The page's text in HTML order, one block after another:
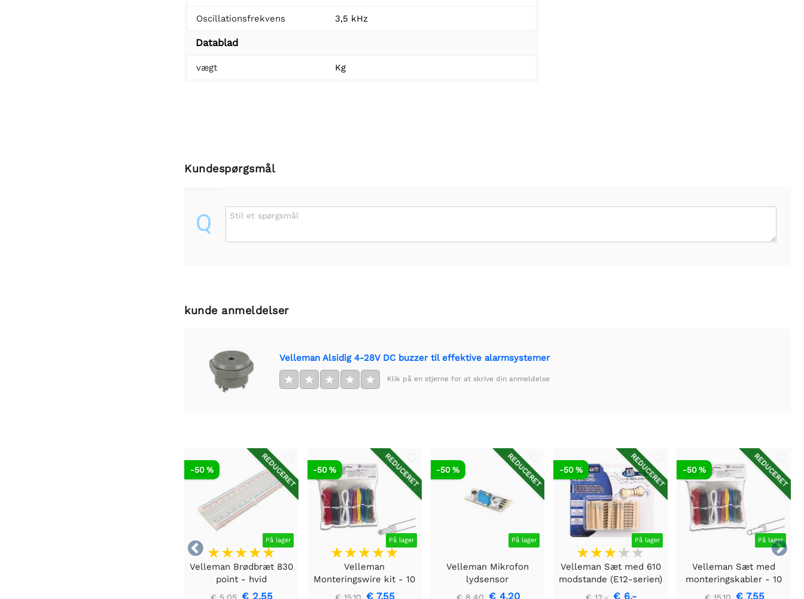
Oscillationsfrekvens 3,5 kHz
Datablad
vægt Kg
Kundespørgsmål
Q Stil et spørgsmål
kunde anmeldelser
Velleman Alsidig 4-28V DC buzzer til effektive alarmsystemer
★ ★ ★ ★ ★ Klik på en stjerne for at skrive din anmeldelse


REDUCERET
På lager
-50 %
Velleman Brødbræt 830
point - hvid
€ 2,55
REDUCERET
På lager
-50 %
Velleman
Monteringswire kit - 10
farver - 60m -
€ 7,55
REDUCERET
På lager
-50 %
Velleman Mikrofon
lydsensor
€ 4,20
REDUCERET
På lager
-50 %
Velleman Sæt med 610
modstande (E12-serien)
- 1/4W - 5%
€ 6,-
REDUCERET
På lager
-50 %
Velleman Sæt med
monteringskabler - 10
farver - 60m - solid
€ 7,55